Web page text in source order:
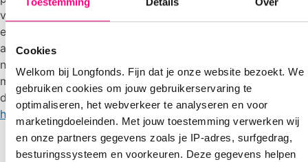
Cookies
Welkom bij Longfonds. Fijn dat je onze website bezoekt. We
gebruiken cookies om jouw gebruikerservaring te
optimaliseren, het webverkeer te analyseren en voor
marketingdoeleinden. Met jouw toestemming verwerken wij
en onze partners gegevens zoals je IP-adres, surfgedrag,
besturingssysteem en voorkeuren. Deze gegevens helpen
verergeren door fysieke activiteit of allergieën. Het is
essentieel om deze symptomen niet te negeren en bij
aanhoudende klachten een arts te raadplegen voor een
nauwkeurige diagnose en mogelijke behandeling. Voor
meer diepgaande informatie over de symptomen en
diagnose van astma bij kinderen. Ontdek meer over het
herkennen van de symptomen van astma.